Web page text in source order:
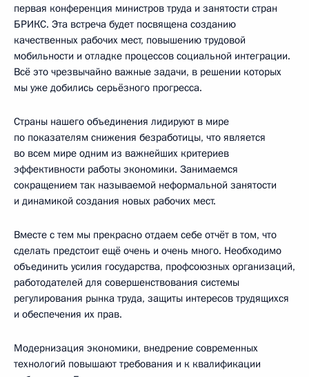
первая конференция министров труда и занятости стран
БРИКС. Эта встреча будет посвящена созданию
качественных рабочих мест, повышению трудовой
мобильности и отладке процессов социальной интеграции.
Всё это чрезвычайно важные задачи, в решении которых
мы уже добились серьёзного прогресса.
Страны нашего объединения лидируют в мире
по показателям снижения безработицы, что является
во всем мире одним из важнейших критериев
эффективности работы экономики. Занимаемся
сокращением так называемой неформальной занятости
и динамикой создания новых рабочих мест.
Вместе с тем мы прекрасно отдаем себе отчёт в том, что
сделать предстоит ещё очень и очень много. Необходимо
объединить усилия государства, профсоюзных организаций,
работодателей для совершенствования системы
регулирования рынка труда, защиты интересов трудящихся
и обеспечения их прав.
Модернизация экономики, внедрение современных
технологий повышают требования и к квалификации